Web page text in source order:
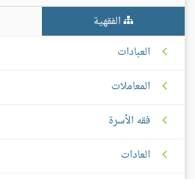
الفقهية
العبادات
المعاملات
فقه الأسرة
العادات